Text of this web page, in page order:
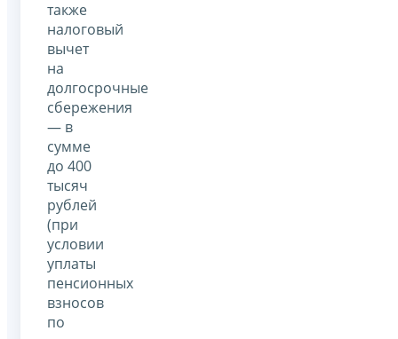
также
налоговый
вычет
на
долгосрочные
сбережения
— в
сумме
до 400
тысяч
рублей
(при
условии
уплаты
пенсионных
взносов
по